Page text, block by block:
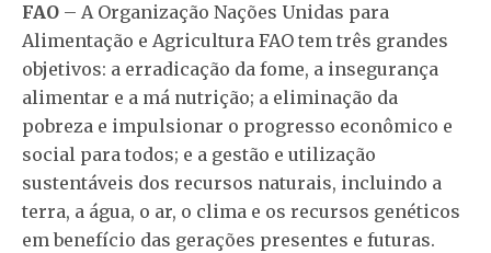
FAO – A Organização Nações Unidas para
Alimentação e Agricultura FAO tem três grandes
objetivos: a erradicação da fome, a insegurança
alimentar e a má nutrição; a eliminação da
pobreza e impulsionar o progresso econômico e
social para todos; e a gestão e utilização
sustentáveis dos recursos naturais, incluindo a
terra, a água, o ar, o clima e os recursos genéticos
em benefício das gerações presentes e futuras.